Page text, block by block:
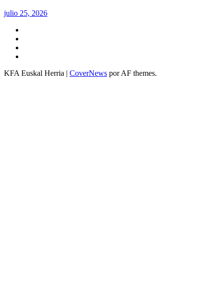
julio 25, 2026
KFA Euskal Herria | CoverNews por AF themes.